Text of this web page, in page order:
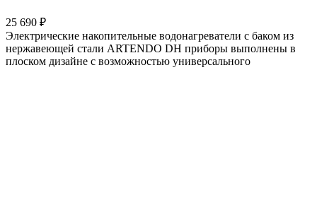
25 690 ₽
Электрические накопительные водонагреватели с баком из
нержавеющей стали ARTENDO DH приборы выполнены в
плоском дизайне с возможностью универсального